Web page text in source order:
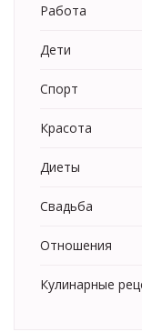
Работа
Дети
Спорт
Красота
Диеты
Свадьба
Отношения
Кулинарные